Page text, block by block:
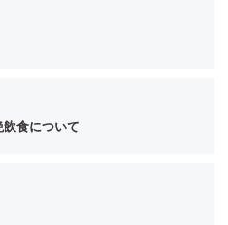
食について